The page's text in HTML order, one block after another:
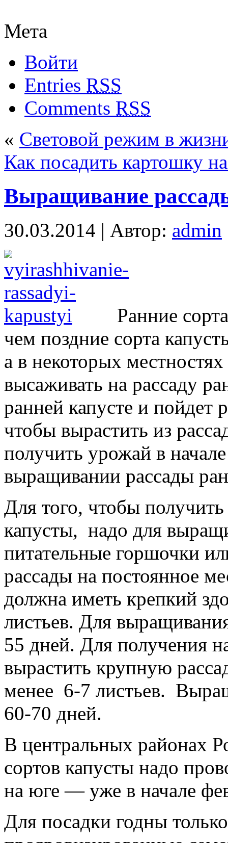
Мета
Войти
Entries RSS
Comments RSS
« Световой режим в
Как посадить картошку
Выращивание
30.03.2014 | Автор: admin
Ранние
чем поздние сорта
а в некоторых
высаживать на рассаду
ранней капусте и пойдет
чтобы вырастить из
получить урожай в
выращивании рассады
Для того, чтобы
капусты, надо для
питательные горшочки
рассады на постоянное
должна иметь крепкий
листьев. Для
55 дней. Для получения
вырастить крупную
менее 6-7 листьев.
60-70 дней.
В центральных районах
сортов капусты надо
на юге — уже в начале
Для посадки годны